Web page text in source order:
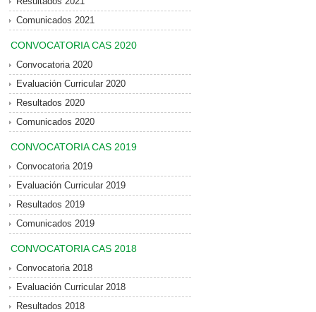
Comunicados 2021
CONVOCATORIA CAS 2020
Convocatoria 2020
Evaluación Curricular 2020
Resultados 2020
Comunicados 2020
CONVOCATORIA CAS 2019
Convocatoria 2019
Evaluación Curricular 2019
Resultados 2019
Comunicados 2019
CONVOCATORIA CAS 2018
Convocatoria 2018
Evaluación Curricular 2018
Resultados 2018